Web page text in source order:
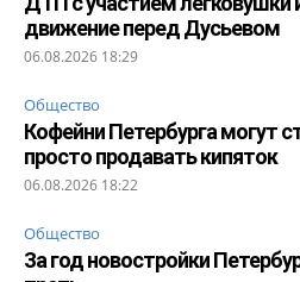
движение перед Дусьевом
06.08.2026 18:29
Общество
Кофейни Петербурга могут
просто продавать кипяток
06.08.2026 18:22
Общество
За год новостройки